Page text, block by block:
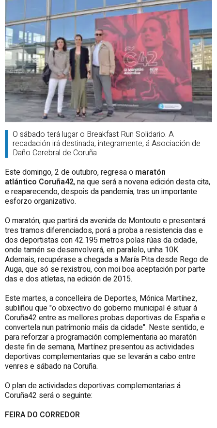
O sábado terá lugar o Breakfast Run Solidario. A
recadación irá destinada, integramente, á Asociación de
Daño Cerebral de Coruña
Este domingo, 2 de outubro, regresa o maratón
atlántico Coruña42, na que será a novena edición desta cita,
e reaparecendo, despois da pandemia, tras un importante
esforzo organizativo.
O maratón, que partirá da avenida de Montouto e presentará
tres tramos diferenciados, porá a proba a resistencia das e
dos deportistas con 42.195 metros polas rúas da cidade,
onde tamén se desenvolverá, en paralelo, unha 10K.
Ademais, recupérase a chegada a María Pita desde Rego de
Auga, que só se rexistrou, con moi boa aceptación por parte
das e dos atletas, na edición de 2015.
Este martes, a concelleira de Deportes, Mónica Martínez,
subliñou que "o obxectivo do goberno municipal é situar á
Coruña42 entre as mellores probas deportivas de España e
convertela nun patrimonio máis da cidade". Neste sentido, e
para reforzar a programación complementaria ao maratón
deste fin de semana, Martínez presentou as actividades
deportivas complementarias que se levarán a cabo entre
venres e sábado na Coruña.
O plan de actividades deportivas complementarias á
Coruña42 será o seguinte:
FEIRA DO CORREDOR